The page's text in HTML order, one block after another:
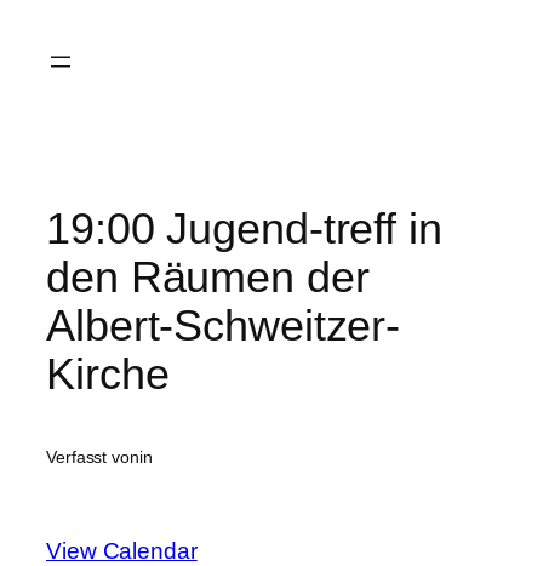
Inhalt
19:00 Jugend-treff in
den Räumen der
Albert-Schweitzer-
Kirche
Verfasst vonin
View Calendar